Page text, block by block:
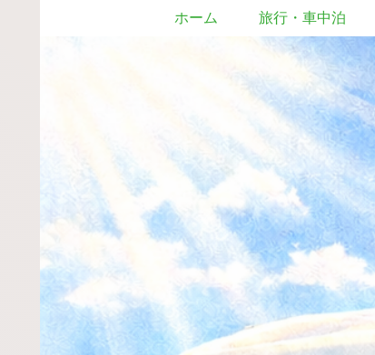
ホーム 旅行・車中泊